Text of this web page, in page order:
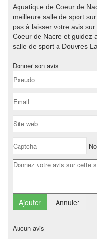
Aquatique de Coeur de
meilleure salle de sport
pas à laisser votre avis
Coeur de Nacre et guidez
salle de sport à Douvres
Donner son avis
Annuler
Aucun avis